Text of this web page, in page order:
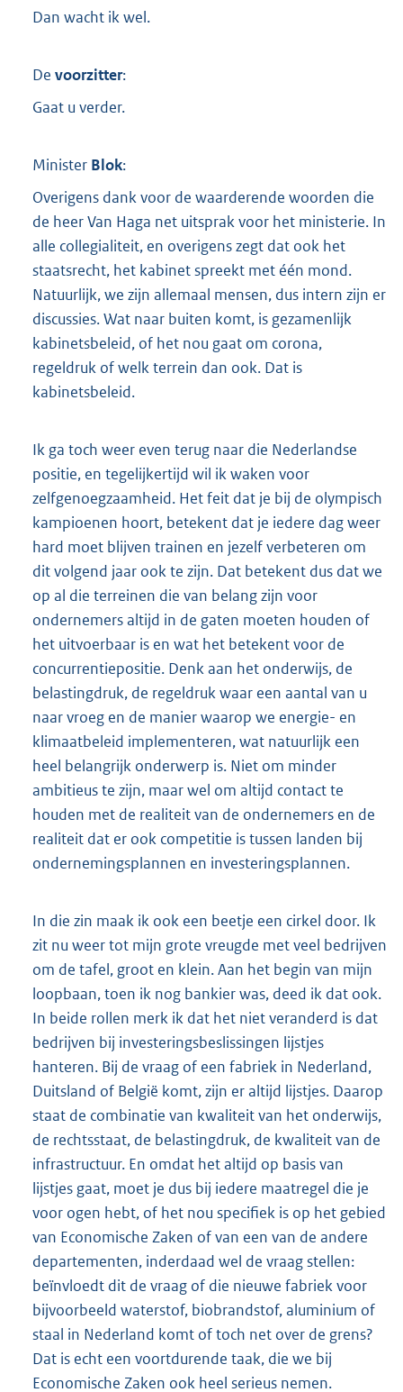
Dan wacht ik wel.
De voorzitter:
Gaat u verder.
Minister Blok:
Overigens dank voor de waarderende woorden die
de heer Van Haga net uitsprak voor het ministerie. In
alle collegialiteit, en overigens zegt dat ook het
staatsrecht, het kabinet spreekt met één mond.
Natuurlijk, we zijn allemaal mensen, dus intern zijn er
discussies. Wat naar buiten komt, is gezamenlijk
kabinetsbeleid, of het nou gaat om corona,
regeldruk of welk terrein dan ook. Dat is
kabinetsbeleid.
Ik ga toch weer even terug naar die Nederlandse
positie, en tegelijkertijd wil ik waken voor
zelfgenoegzaamheid. Het feit dat je bij de olympisch
kampioenen hoort, betekent dat je iedere dag weer
hard moet blijven trainen en jezelf verbeteren om
dit volgend jaar ook te zijn. Dat betekent dus dat we
op al die terreinen die van belang zijn voor
ondernemers altijd in de gaten moeten houden of
het uitvoerbaar is en wat het betekent voor de
concurrentiepositie. Denk aan het onderwijs, de
belastingdruk, de regeldruk waar een aantal van u
naar vroeg en de manier waarop we energie- en
klimaatbeleid implementeren, wat natuurlijk een
heel belangrijk onderwerp is. Niet om minder
ambitieus te zijn, maar wel om altijd contact te
houden met de realiteit van de ondernemers en de
realiteit dat er ook competitie is tussen landen bij
ondernemingsplannen en investeringsplannen.
In die zin maak ik ook een beetje een cirkel door. Ik
zit nu weer tot mijn grote vreugde met veel bedrijven
om de tafel, groot en klein. Aan het begin van mijn
loopbaan, toen ik nog bankier was, deed ik dat ook.
In beide rollen merk ik dat het niet veranderd is dat
bedrijven bij investeringsbeslissingen lijstjes
hanteren. Bij de vraag of een fabriek in Nederland,
Duitsland of België komt, zijn er altijd lijstjes. Daarop
staat de combinatie van kwaliteit van het onderwijs,
de rechtsstaat, de belastingdruk, de kwaliteit van de
infrastructuur. En omdat het altijd op basis van
lijstjes gaat, moet je dus bij iedere maatregel die je
voor ogen hebt, of het nou specifiek is op het gebied
van Economische Zaken of van een van de andere
departementen, inderdaad wel de vraag stellen:
beïnvloedt dit de vraag of die nieuwe fabriek voor
bijvoorbeeld waterstof, biobrandstof, aluminium of
staal in Nederland komt of toch net over de grens?
Dat is echt een voortdurende taak, die we bij
Economische Zaken ook heel serieus nemen.